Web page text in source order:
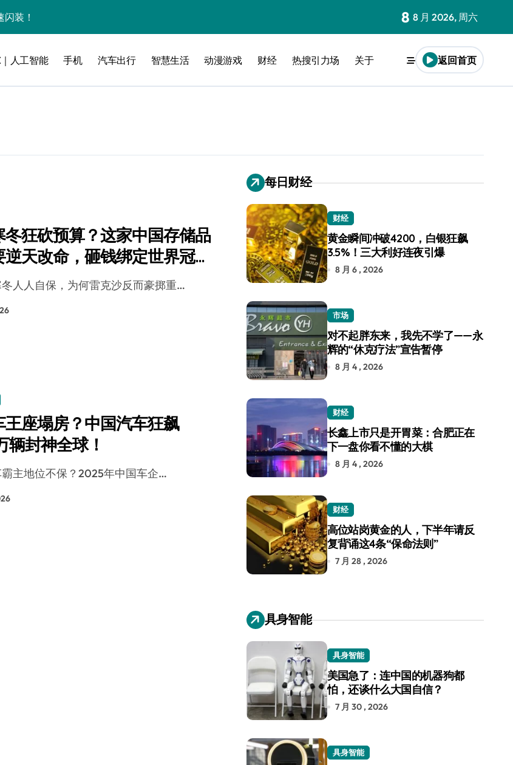
装！
连夜引爆
——中国车企该醒醒了
瘫了，微软这次真急了
政”？
这波操作太狠了
了AI
事之夏”
雷克萨斯ES 500e
你领不领？
内不是广告屏！
？
极对决
中招了吗？
冲？
全球话语权
”宣告暂停
8 8 月 2026, 周六
人工智能 手机 汽车出行 智慧生活 动漫游戏 财经 热搜引力场 关于 返回首页
冬狂砍预算？这家中国存储品
逆天改命，砸钱绑定世界冠
冬人人自保，为何雷克沙反而豪掷重…
王座塌房？中国汽车狂飙
辆封神全球！
霸主地位不保？2025年中国车企…
每日财经
财经
黄金瞬间冲破4200，白银狂飙
3.5%！三大利好连夜引爆
8 月 6 , 2026
市场
对不起胖东来，我先不学了——永
辉的“休克疗法”宣告暂停
8 月 4 , 2026
财经
长鑫上市只是开胃菜：合肥正在
下一盘你看不懂的大棋
8 月 4 , 2026
财经
高位站岗黄金的人，下半年请反
复背诵这4条“保命法则”
7 月 28 , 2026
具身智能
具身智能
美国急了：连中国的机器狗都
怕，还谈什么大国自信？
7 月 30 , 2026
具身智能